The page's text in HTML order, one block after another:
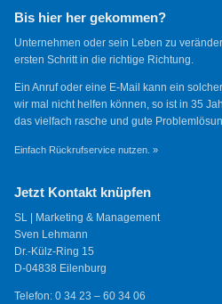
Bis hier her gekommen?
Unternehmen oder sein Leben zu
ersten Schritt in die richtige Richtung.
Ein Anruf oder eine E-Mail kann ein
wir mal nicht helfen können, so ist in 35
das vielfach rasche und gute
Einfach Rückrufservice nutzen. »
Jetzt Kontakt knüpfen
SL | Marketing & Management
Sven Lehmann
Dr.-Külz-Ring 15
D-04838 Eilenburg
Telefon: 0 34 23 – 60 34 06